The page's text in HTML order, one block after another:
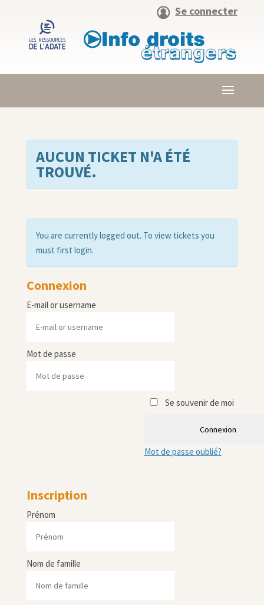
Se connecter
AUCUN TICKET N'A ÉTÉ
TROUVÉ.
You are currently logged out. To view tickets you
must first login.
Connexion
E-mail or username
Mot de passe
Se souvenir de moi
Connexion
Mot de passe oublié?
Inscription
Prénom
Nom de famille